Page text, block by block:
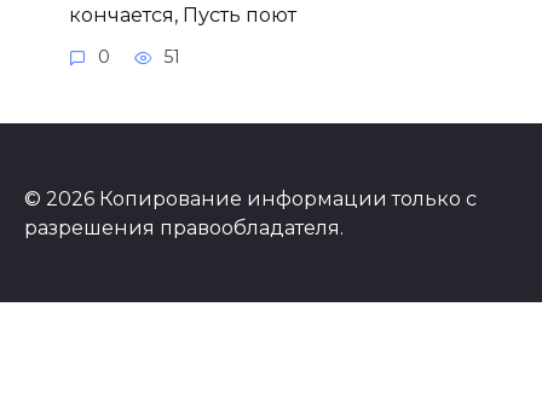
кончается, Пусть поют
0 51
© 2026 Копирование информации только с
разрешения правообладателя.